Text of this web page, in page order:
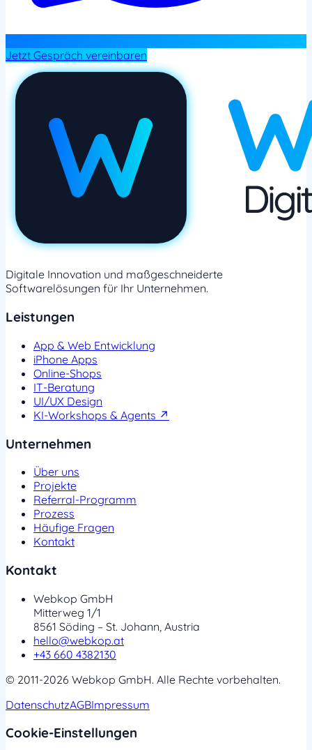
Jetzt Gespräch vereinbaren
Digitale Innovation und maßgeschneiderte
Softwarelösungen für Ihr Unternehmen.
Leistungen
App & Web Entwicklung
iPhone Apps
Online-Shops
IT-Beratung
UI/UX Design
KI-Workshops & Agents ↗
Unternehmen
Über uns
Projekte
Referral-Programm
Prozess
Häufige Fragen
Kontakt
Kontakt
Webkop GmbH
Mitterweg 1/1
8561 Söding – St. Johann, Austria
hello@webkop.at
+43 660 4382130
© 2011-2026 Webkop GmbH. Alle Rechte vorbehalten.
DatenschutzAGBImpressum
Cookie-Einstellungen